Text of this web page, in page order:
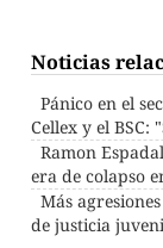
Noticias
Pánico en el
Cellex y el BSC:
Ramon
era de colapso
Más
de justicia